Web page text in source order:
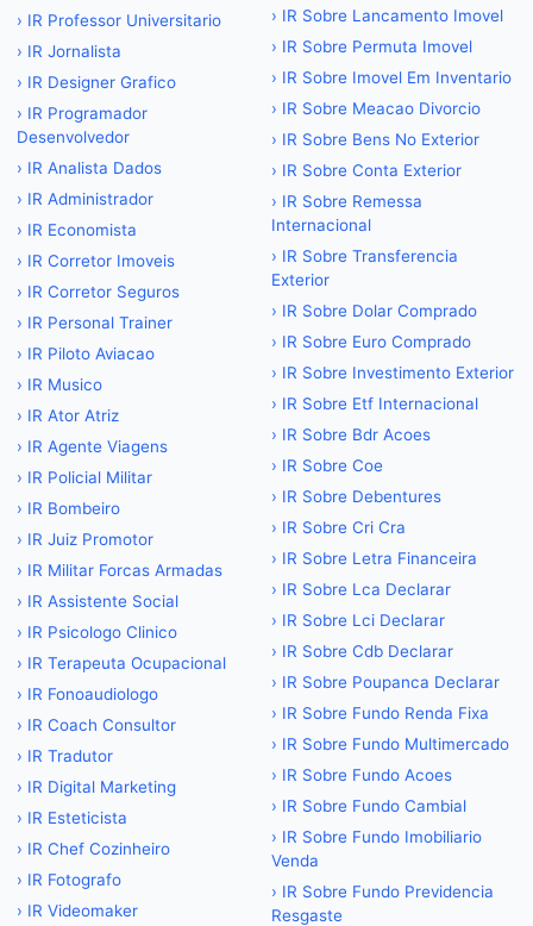
› IR Professor Universitario
› IR Jornalista
› IR Designer Grafico
› IR Programador
Desenvolvedor
› IR Analista Dados
› IR Administrador
› IR Economista
› IR Corretor Imoveis
› IR Corretor Seguros
› IR Personal Trainer
› IR Piloto Aviacao
› IR Musico
› IR Ator Atriz
› IR Agente Viagens
› IR Policial Militar
› IR Bombeiro
› IR Juiz Promotor
› IR Militar Forcas Armadas
› IR Assistente Social
› IR Psicologo Clinico
› IR Terapeuta Ocupacional
› IR Fonoaudiologo
› IR Coach Consultor
› IR Tradutor
› IR Digital Marketing
› IR Esteticista
› IR Chef Cozinheiro
› IR Fotografo
› IR Videomaker
› IR Sobre Lancamento Imovel
› IR Sobre Permuta Imovel
› IR Sobre Imovel Em Inventario
› IR Sobre Meacao Divorcio
› IR Sobre Bens No Exterior
› IR Sobre Conta Exterior
› IR Sobre Remessa
Internacional
› IR Sobre Transferencia
Exterior
› IR Sobre Dolar Comprado
› IR Sobre Euro Comprado
› IR Sobre Investimento Exterior
› IR Sobre Etf Internacional
› IR Sobre Bdr Acoes
› IR Sobre Coe
› IR Sobre Debentures
› IR Sobre Cri Cra
› IR Sobre Letra Financeira
› IR Sobre Lca Declarar
› IR Sobre Lci Declarar
› IR Sobre Cdb Declarar
› IR Sobre Poupanca Declarar
› IR Sobre Fundo Renda Fixa
› IR Sobre Fundo Multimercado
› IR Sobre Fundo Acoes
› IR Sobre Fundo Cambial
› IR Sobre Fundo Imobiliario
Venda
› IR Sobre Fundo Previdencia
Resgaste